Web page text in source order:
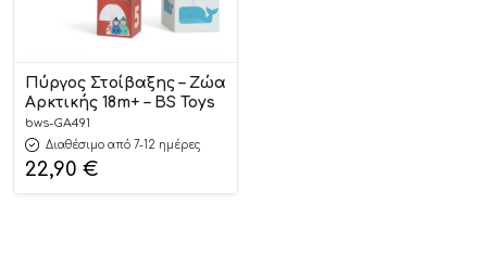
Πύργος Στοίβαξης – Ζώα
Αρκτικής 18m+ – BS Toys
bws-GA491
Διαθέσιμο από 7-12 ημέρες
22,90 €